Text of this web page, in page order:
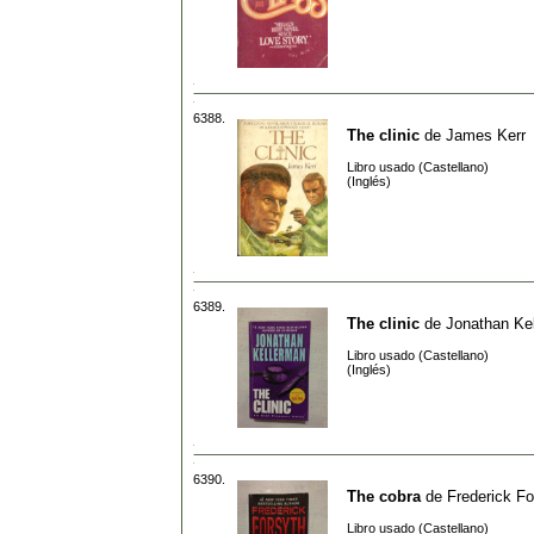
6388.
The clinic de James Kerr
Libro usado (Castellano)
(Inglés)
6389.
The clinic de Jonathan
Libro usado (Castellano)
(Inglés)
6390.
The cobra de Frederick
Libro usado (Castellano)